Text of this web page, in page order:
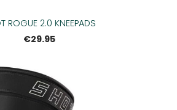
ROGUE 2.0 KNEEPADS
€29.95